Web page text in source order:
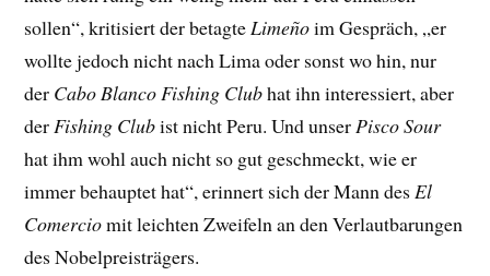
sollen“, kritisiert der betagteLimeñoim Gespräch, „er
wollte jedoch nicht nach Lima oder sonst wo hin, nur
der Cabo Blanco Fishing Clubhat ihn interessiert, aber
derFishing Clubist nicht Peru. Und unserPisco Sour
hat ihm wohl auch nicht so gut geschmeckt, wie er
immer behauptet hat“, erinnert sich der Mann desEl
Comerciomit leichten Zweifeln an den Verlautbarungen
des Nobelpreisträgers.